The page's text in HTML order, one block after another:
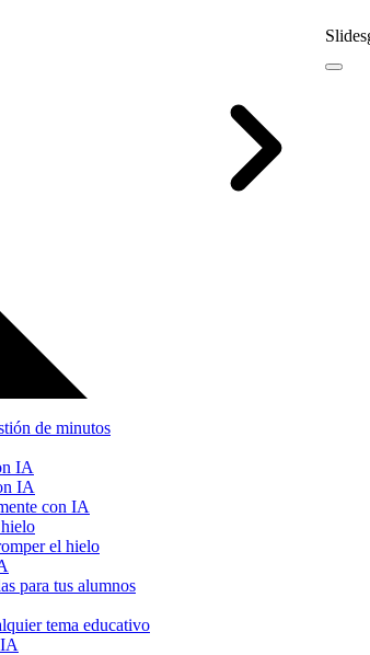
de minutos
IA
IA
con IA
el hielo
para tus alumnos
tema educativo